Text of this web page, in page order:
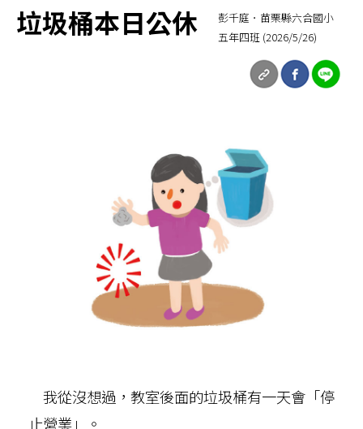
垃圾桶本日公休
彭千庭．苗栗縣六合國小
五年四班 (2026/5/26)
我從沒想過，教室後面的垃圾桶有一天會「停
止營業」。